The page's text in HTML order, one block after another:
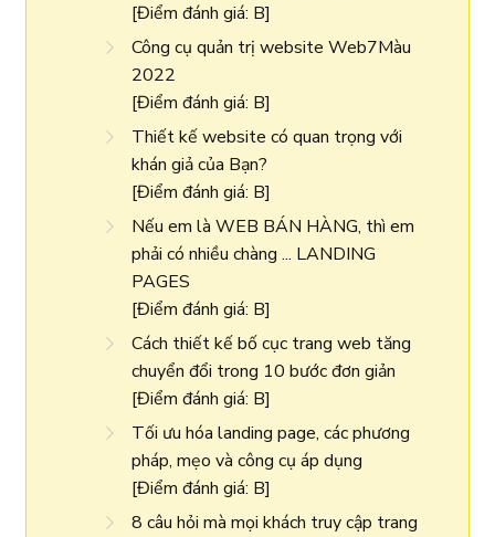
[Điểm đánh giá: B]
Công cụ quản trị website Web7Màu
2022
[Điểm đánh giá: B]
Thiết kế website có quan trọng với
khán giả của Bạn?
[Điểm đánh giá: B]
Nếu em là WEB BÁN HÀNG, thì em
phải có nhiều chàng ... LANDING
PAGES
[Điểm đánh giá: B]
Cách thiết kế bố cục trang web tăng
chuyển đổi trong 10 bước đơn giản
[Điểm đánh giá: B]
Tối ưu hóa landing page, các phương
pháp, mẹo và công cụ áp dụng
[Điểm đánh giá: B]
8 câu hỏi mà mọi khách truy cập trang